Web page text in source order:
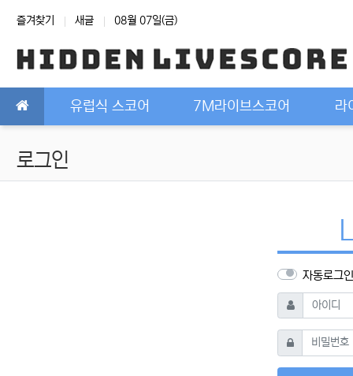
상단 네비
즐겨찾기 새글 08월 07일(금)
메인 메뉴유럽식 스코어 7M라이브스코어 라
로그인
자동로그인
아이디
필수
비밀번호필수